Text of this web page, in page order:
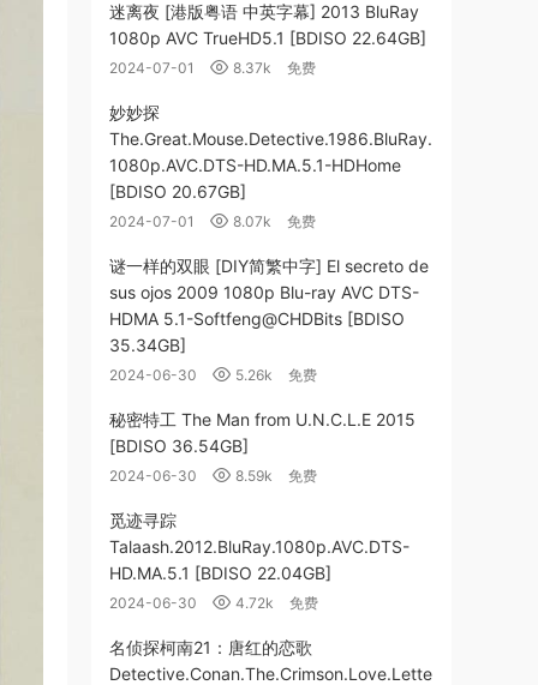
迷离夜 [港版粤语 中英字幕] 2013 BluRay
1080p AVC TrueHD5.1 [BDISO 22.64GB]
2024-07-01 8.37k 免费
妙妙探
The.Great.Mouse.Detective.1986.BluRay.
1080p.AVC.DTS-HD.MA.5.1-HDHome
[BDISO 20.67GB]
2024-07-01 8.07k 免费
谜一样的双眼 [DIY简繁中字] El secreto de
sus ojos 2009 1080p Blu-ray AVC DTS-
HDMA 5.1-Softfeng@CHDBits [BDISO
35.34GB]
2024-06-30 5.26k 免费
秘密特工 The Man from U.N.C.L.E 2015
[BDISO 36.54GB]
2024-06-30 8.59k 免费
觅迹寻踪
Talaash.2012.BluRay.1080p.AVC.DTS-
HD.MA.5.1 [BDISO 22.04GB]
2024-06-30 4.72k 免费
名侦探柯南21：唐红的恋歌
Detective.Conan.The.Crimson.Love.Lette